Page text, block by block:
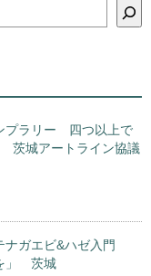
プラリー 四つ以上で
城アートライン協議
ガエビ&ハゼ入門
」 茨城